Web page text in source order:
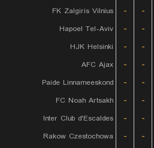
FK Zalgiris Vilnius
- -
Hapoel Tel-Aviv
- -
HJK Helsinki
- -
AFC Ajax
- -
Paide Linnameeskond
- -
FC Noah Artsakh
- -
Inter Club d'Escaldes
- -
Rakow Czestochowa
- -